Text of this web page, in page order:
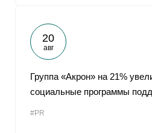
20
авг
Группа «Акрон» на 21%
социальные программы
#PR